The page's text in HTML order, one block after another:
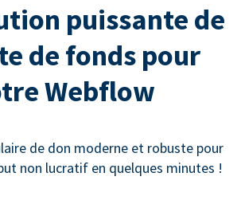
puissante de
de fonds pour
Webflow
de don moderne et robuste pour
non lucratif en quelques minutes !